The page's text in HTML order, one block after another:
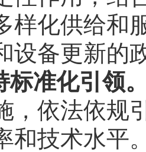
样化供给和
设备更新的
准化引领
，依法依规
和技术水平